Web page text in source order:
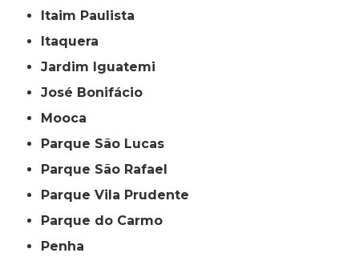
Itaim Paulista
Itaquera
Jardim Iguatemi
José Bonifácio
Mooca
Parque São Lucas
Parque São Rafael
Parque Vila Prudente
Parque do Carmo
Penha